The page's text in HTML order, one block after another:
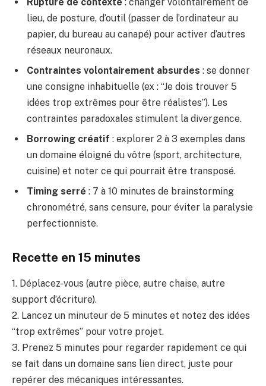
lieu, de posture, d’outil (passer de l’ordinateur au
papier, du bureau au canapé) pour activer d’autres
réseaux neuronaux.
Contraintes volontairement absurdes : se donner
une consigne inhabituelle (ex : “Je dois trouver 5
idées trop extrêmes pour être réalistes”). Les
contraintes paradoxales stimulent la divergence.
Borrowing créatif : explorer 2 à 3 exemples dans
un domaine éloigné du vôtre (sport, architecture,
cuisine) et noter ce qui pourrait être transposé.
Timing serré : 7 à 10 minutes de brainstorming
chronométré, sans censure, pour éviter la paralysie
perfectionniste.
Recette en 15 minutes
1. Déplacez-vous (autre pièce, autre chaise, autre
support d’écriture).
2. Lancez un minuteur de 5 minutes et notez des idées
“trop extrêmes” pour votre projet.
3. Prenez 5 minutes pour regarder rapidement ce qui
se fait dans un domaine sans lien direct, juste pour
repérer des mécaniques intéressantes.